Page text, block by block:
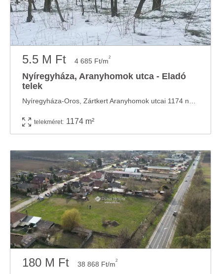
5.5 M Ft 4 685 Ft/m2
Nyíregyháza, Aranyhomok utca - Eladó
telek
telekméret: 1174 m²
180 M Ft 38 868 Ft/m2